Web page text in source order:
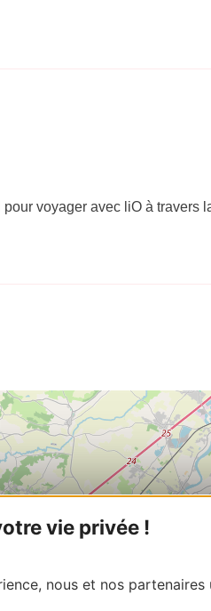
vie privée !
nous et nos
voyager avec liO à travers